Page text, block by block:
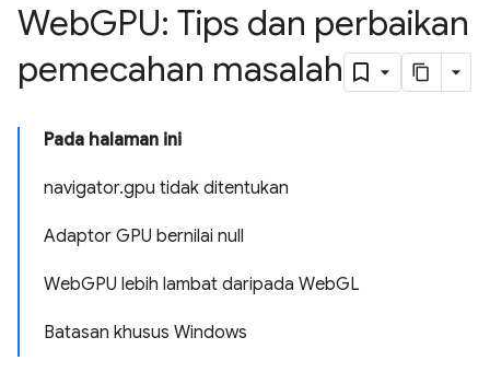
WebGPU: Tips dan perbaikan
pemecahan masalah
Pada halaman ini
navigator.gpu tidak ditentukan
Adaptor GPU bernilai null
WebGPU lebih lambat daripada WebGL
Batasan khusus Windows